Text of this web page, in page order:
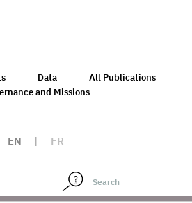
Data
All Publications
and Missions
EN | FR